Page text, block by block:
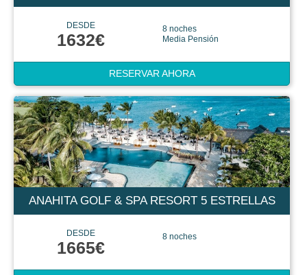
DESDE
1632€
8 noches
Media Pensión
RESERVAR AHORA
ANAHITA GOLF & SPA RESORT 5 ESTRELLAS
DESDE
1665€
8 noches